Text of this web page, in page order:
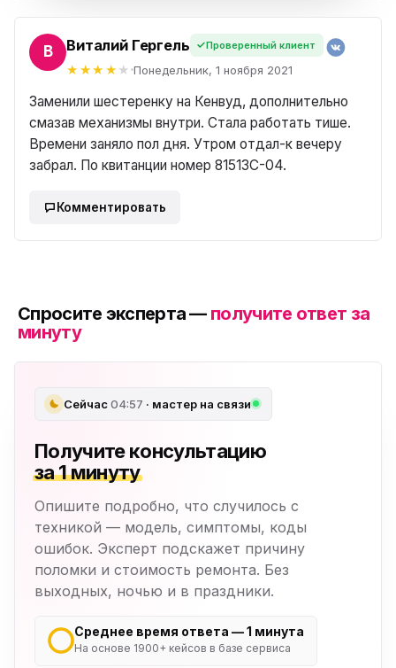
Виталий Гергель Проверенный клиент
Понедельник, 1 ноября 2021
Заменили шестеренку на Кенвуд, дополнительно
смазав механизмы внутри. Стала работать тише.
Времени заняло пол дня. Утром отдал-к вечеру
забрал. По квитанции номер 81513C-04.
Комментировать
Спросите эксперта — получите ответ за
минуту
Сейчас04:57 · мастер на связи
Получите консультацию
за 1 минуту
Опишите подробно, что случилось с
техникой — модель, симптомы, коды
ошибок. Эксперт подскажет причину
поломки и стоимость ремонта. Без
выходных, ночью и в праздники.
Среднее время ответа — 1 минута
На основе 1900+ кейсов в базе сервиса